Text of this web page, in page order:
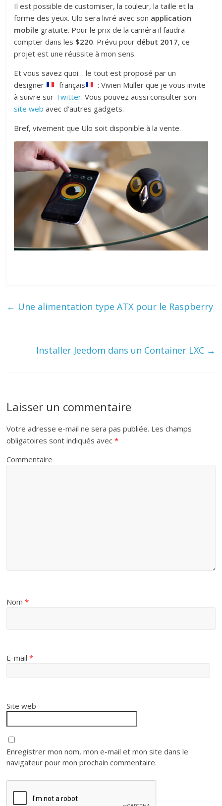
Il est possible de customiser, la couleur, la taille et la
forme des yeux. Ulo sera livré avec son application
mobile gratuite. Pour le prix de la caméra il faudra
compter dans les $220. Prévu pour début 2017, ce
projet est une réussite à mon sens.
Et vous savez quoi… le tout est proposé par un
designer
français
: Vivien Muller que je vous invite
à suivre sur Twitter. Vous pouvez aussi consulter son
site web avec d’autres gadgets.
Bref, vivement que Ulo soit disponible à la vente.
← Une alimentation type ATX pour le Raspberry
Installer Jeedom dans un Container LXC →
Laisser un commentaire
Votre adresse e-mail ne sera pas publiée. Les champs
obligatoires sont indiqués avec*
Commentaire
Nom*
E-mail*
Site web
Enregistrer mon nom, mon e-mail et mon site dans le
navigateur pour mon prochain commentaire.